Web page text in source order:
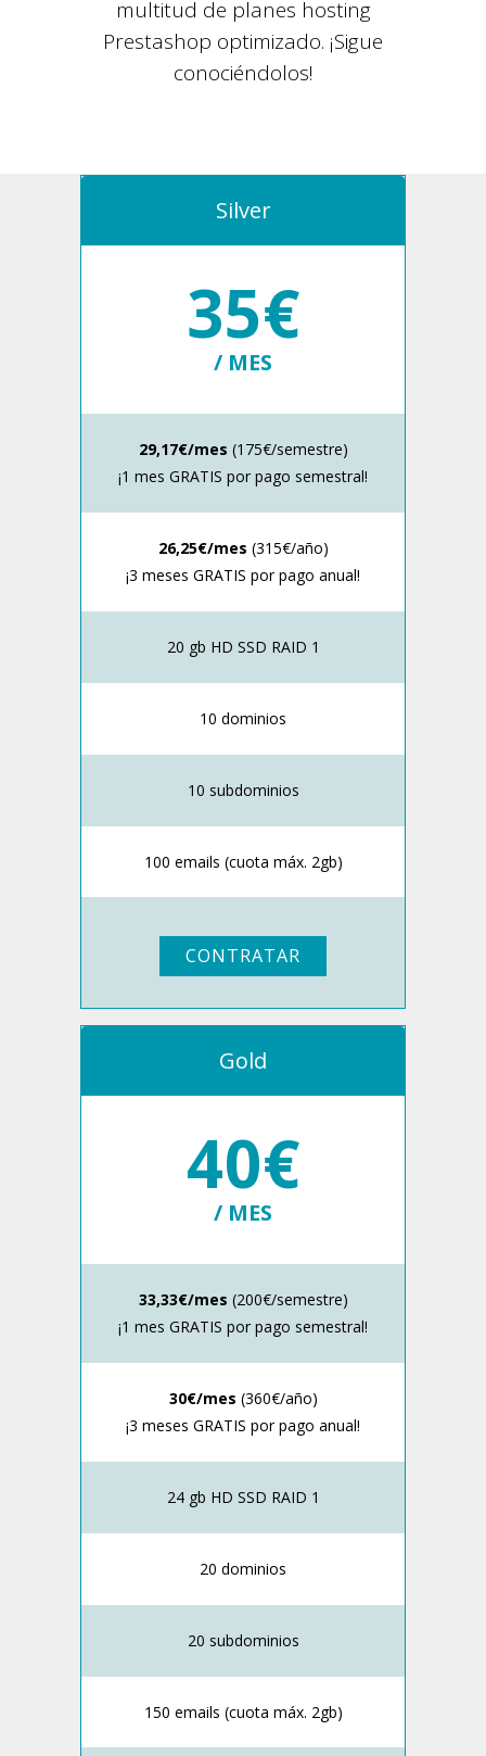
multitud de planes hosting
Prestashop optimizado. ¡Sigue
conociéndolos!
Silver
35€
/ MES
29,17€/mes (175€/semestre)
¡1 mes GRATIS por pago semestral!
26,25€/mes (315€/año)
¡3 meses GRATIS por pago anual!
20 gb HD SSD RAID 1
10 dominios
10 subdominios
100 emails (cuota máx. 2gb)
CONTRATAR
Gold
40€
/ MES
33,33€/mes (200€/semestre)
¡1 mes GRATIS por pago semestral!
30€/mes (360€/año)
¡3 meses GRATIS por pago anual!
24 gb HD SSD RAID 1
20 dominios
20 subdominios
150 emails (cuota máx. 2gb)